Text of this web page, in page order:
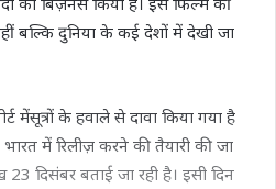
बल्कि दुनिया के कई देशों में देखी जा
मेंसूत्रों के हवाले से दावा किया गया है
में रिलीज़ करने की तैयारी की जा
23 दिसंबर बताई जा रही है। इसी दिन